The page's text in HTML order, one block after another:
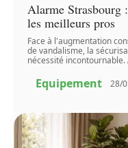
Alarme Strasbourg
les meilleurs pros
Face à l'augmentation
de vandalisme, la
nécessité incontournable.
Equipement 28/